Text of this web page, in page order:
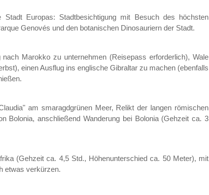
Europas: Stadtbesichtigung mit Besuch des höchsten
Genovés und den botanischen Dinosauriern der Stadt.
Marokko zu unternehmen (Reisepass erforderlich), Wale
einen Ausflug ins englische Gibraltar zu machen (ebenfalls
am smaragdgrünen Meer, Relikt der langen römischen
Bolonia, anschließend Wanderung bei Bolonia (Gehzeit ca. 3
(Gehzeit ca. 4,5 Std., Höhenunterschied ca. 50 Meter), mit
etwas verkürzen.